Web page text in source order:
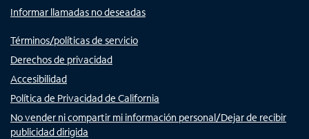
Informar llamadas no deseadas
Términos/políticas de servicio
Derechos de privacidad
Accesibilidad
Política de Privacidad de California
No vender ni compartir mi información personal/Dejar de recibir
publicidad dirigida